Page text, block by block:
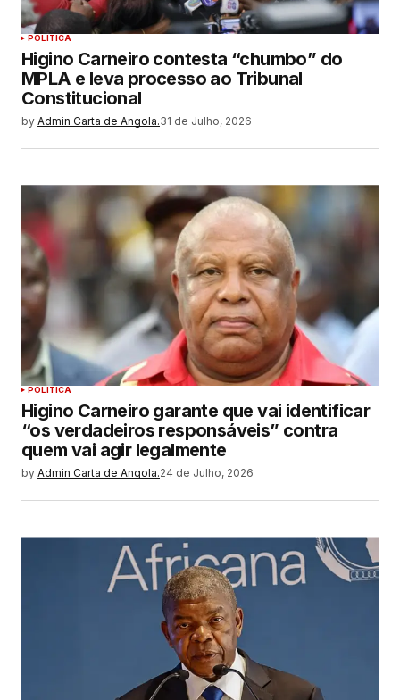
POLITICA
Higino Carneiro contesta “chumbo” do
MPLA e leva processo ao Tribunal
Constitucional
by Admin Carta de Angola.31 de Julho, 2026
POLITICA
Higino Carneiro garante que vai identificar
“os verdadeiros responsáveis” contra
quem vai agir legalmente
by Admin Carta de Angola.24 de Julho, 2026